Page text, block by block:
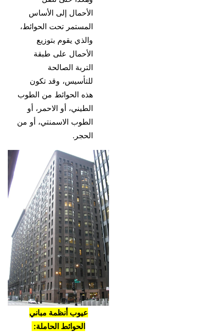
الأحمال إلى الأساس
المستمر تحت الحوائط،
والذي يقوم بتوزيع
الأحمال على طبقة
التربة الصالحة
للتأسيس، وقد تكون
هذه الحوائط من الطوب
الطيني، أو الاحمر، أو
الطوب الاسمنتي، أو من
الحجر.
عيوب أنظمة مباني
الحوائط الحاملة: